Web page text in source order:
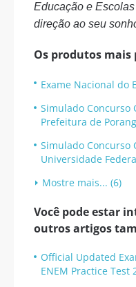
Educação e
direção ao seu
Os produtos mais
Exame Nacional do
Simulado Concurso
Prefeitura de
Simulado Concurso
Universidade
Mostre mais... (6)
Você pode estar
outros artigos
Official Updated
ENEM Practice Test